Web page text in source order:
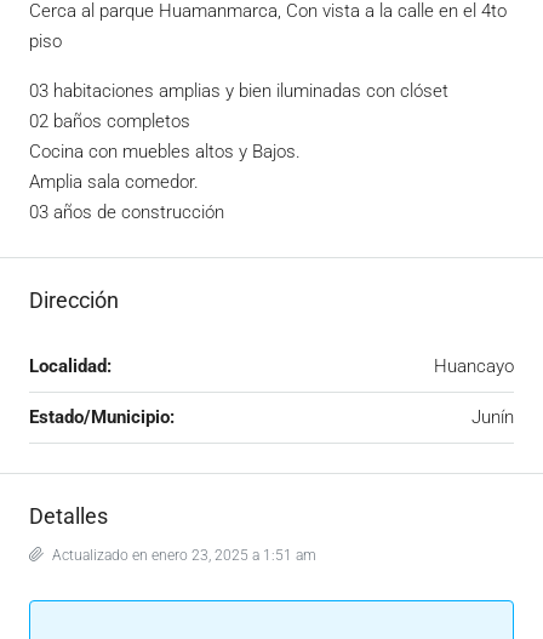
Cerca al parque Huamanmarca, Con vista a la calle en el 4to
piso
03 habitaciones amplias y bien iluminadas con clóset
02 baños completos
Cocina con muebles altos y Bajos.
Amplia sala comedor.
03 años de construcción
Dirección
Localidad: Huancayo
Estado/Municipio: Junín
Detalles
Actualizado en enero 23, 2025 a 1:51 am